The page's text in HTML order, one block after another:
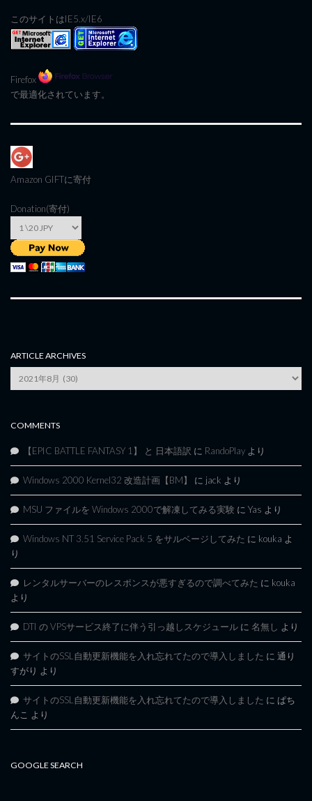
このサイトはIE5.x/IE6
Firefox
で最適化されています。
Amazon GIFTに寄付
Donation(寄付)
ARTICLE ARCHIVES
Archives
COMMENTS
【EPIC BATTLE FANTASY 1】 と 日本語訳 に RandoPlay より
Windows 2000 Kernel32 改造計画【BM】 に jack より
MSU ファイルを Windows 2000で解凍してみる実験 に Yas より
Windows NT 3.51 Service Pack 5 をサルベージしてみた に kouka よ
り
レンタルサーバーのレスポンスが悪すぎるので調べてみた に kouka
より
DTI の VPSサービス終了に伴う引っ越しスケジュール に 名無し より
サイトのSSL自動更新機能を入れ忘れてたので導入しました に 通り
すがり より
サイトのSSL自動更新機能を入れ忘れてたので導入しました に ぱち
んこ より
GOOGLE SEARCH